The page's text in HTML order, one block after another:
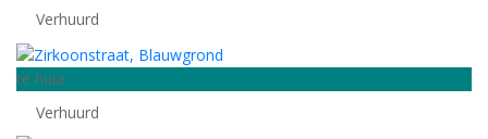
Verhuurd
te huur
Verhuurd